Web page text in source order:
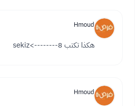
Hmoud
هكذا تكتب 8-------->sekiz
Hmoud